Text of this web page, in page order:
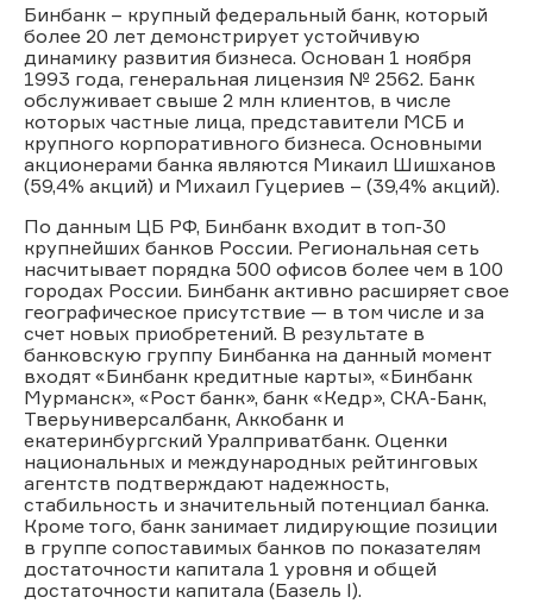
Бинбанк – крупный федеральный банк, который
более 20 лет демонстрирует устойчивую
динамику развития бизнеса. Основан 1 ноября
1993 года, генеральная лицензия № 2562. Банк
обслуживает свыше 2 млн клиентов, в числе
которых частные лица, представители МСБ и
крупного корпоративного бизнеса. Основными
акционерами банка являются Микаил Шишханов
(59,4% акций) и Михаил Гуцериев – (39,4% акций).
По данным ЦБ РФ, Бинбанк входит в топ-30
крупнейших банков России. Региональная сеть
насчитывает порядка 500 офисов более чем в 100
городах России. Бинбанк активно расширяет свое
географическое присутствие — в том числе и за
счет новых приобретений. В результате в
банковскую группу Бинбанка на данный момент
входят «Бинбанк кредитные карты», «Бинбанк
Мурманск», «Рост банк», банк «Кедр», СКА-Банк,
Тверьуниверсалбанк, Аккобанк и
екатеринбургский Уралприватбанк. Оценки
национальных и международных рейтинговых
агентств подтверждают надежность,
стабильность и значительный потенциал банка.
Кроме того, банк занимает лидирующие позиции
в группе сопоставимых банков по показателям
достаточности капитала 1 уровня и общей
достаточности капитала (Базель I).